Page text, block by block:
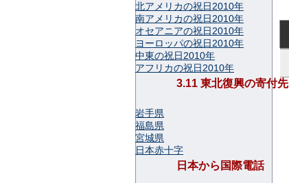
北アメリカの祝日2010年
南アメリカの祝日2010年
オセアニアの祝日2010年
ヨーロッパの祝日2010年
中東の祝日2010年
アフリカの祝日2010年
3.11 東北復興の寄付先
岩手県
福島県
宮城県
日本赤十字
日本から国際電話